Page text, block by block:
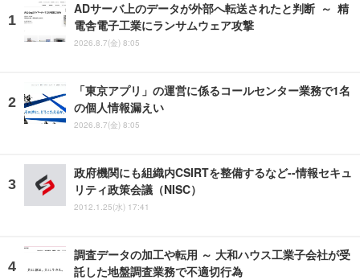
ADサーバ上のデータが外部へ転送されたと判断 ～ 精
電舎電子工業にランサムウェア攻撃
2026.8.7(金) 8:05
「東京アプリ」の運営に係るコールセンター業務で1名
の個人情報漏えい
2026.8.7(金) 8:05
政府機関にも組織内CSIRTを整備するなど--情報セキュ
リティ政策会議（NISC）
2012.1.25(水) 17:41
調査データの加工や転用 ～ 大和ハウス工業子会社が受
託した地盤調査業務で不適切行為